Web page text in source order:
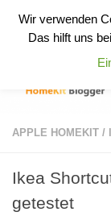
Zum Inhalt
HomeKit
APPLE HOMEKIT /
Ikea
getestet
Wir verwenden
Das hilft uns